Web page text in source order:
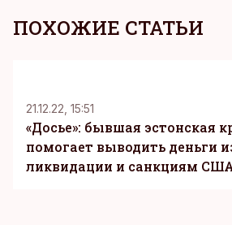
ПОХОЖИЕ СТАТЬИ
21.12.22, 15:51
«Досье»: бывшая эстонская
помогает выводить деньги
ликвидации и санкциям